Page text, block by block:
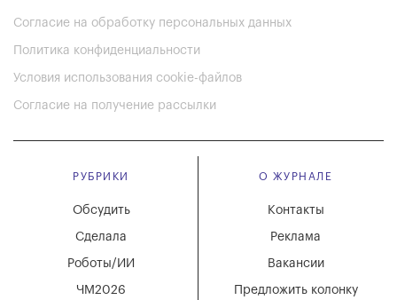
Согласие на обработку персональных данных
Политика конфиденциальности
Условия использования cookie-файлов
Согласие на получение рассылки
РУБРИКИ
Обсудить
Сделала
Роботы/ИИ
ЧМ2026
О ЖУРНАЛЕ
Вакансии
Реклама
Контакты
Предложить колонку